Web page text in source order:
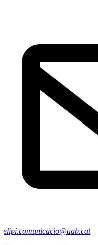
slipi.comunicacio@uab.cat